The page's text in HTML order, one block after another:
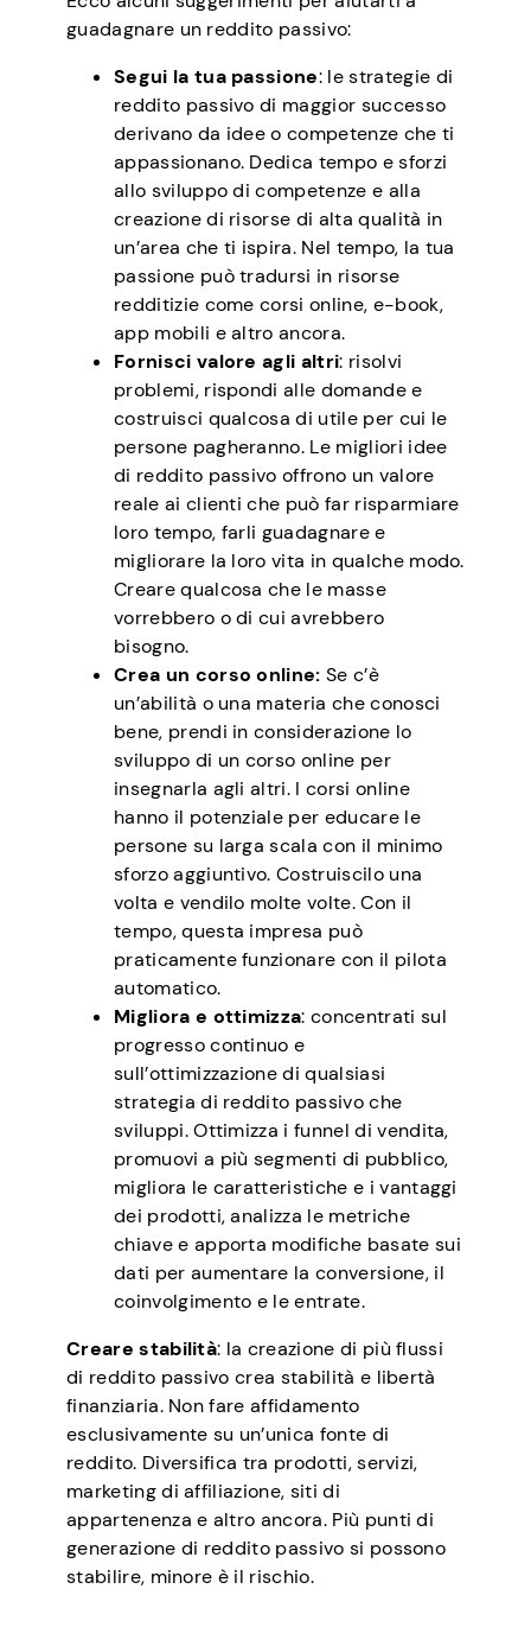
guadagnare un reddito passivo:
Segui la tua passione: le strategie di
reddito passivo di maggior successo
derivano da idee o competenze che ti
appassionano. Dedica tempo e sforzi
allo sviluppo di competenze e alla
creazione di risorse di alta qualità in
un’area che ti ispira. Nel tempo, la tua
passione può tradursi in risorse
redditizie come corsi online, e-book,
app mobili e altro ancora.
Fornisci valore agli altri: risolvi
problemi, rispondi alle domande e
costruisci qualcosa di utile per cui le
persone pagheranno. Le migliori idee
di reddito passivo offrono un valore
reale ai clienti che può far risparmiare
loro tempo, farli guadagnare e
migliorare la loro vita in qualche modo.
Creare qualcosa che le masse
vorrebbero o di cui avrebbero
bisogno.
Crea un corso online: Se c’è
un’abilità o una materia che conosci
bene, prendi in considerazione lo
sviluppo di un corso online per
insegnarla agli altri. I corsi online
hanno il potenziale per educare le
persone su larga scala con il minimo
sforzo aggiuntivo. Costruiscilo una
volta e vendilo molte volte. Con il
tempo, questa impresa può
praticamente funzionare con il pilota
automatico.
Migliora e ottimizza: concentrati sul
progresso continuo e
sull’ottimizzazione di qualsiasi
strategia di reddito passivo che
sviluppi. Ottimizza i funnel di vendita,
promuovi a più segmenti di pubblico,
migliora le caratteristiche e i vantaggi
dei prodotti, analizza le metriche
chiave e apporta modifiche basate sui
dati per aumentare la conversione, il
coinvolgimento e le entrate.
Creare stabilità: la creazione di più flussi
di reddito passivo crea stabilità e libertà
finanziaria. Non fare affidamento
esclusivamente su un’unica fonte di
reddito. Diversifica tra prodotti, servizi,
marketing di affiliazione, siti di
appartenenza e altro ancora. Più punti di
generazione di reddito passivo si possono
stabilire, minore è il rischio.